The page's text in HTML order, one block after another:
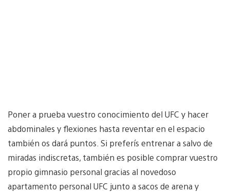
Poner a prueba vuestro conocimiento del UFC y hacer
abdominales y flexiones hasta reventar en el espacio
también os dará puntos. Si preferís entrenar a salvo de
miradas indiscretas, también es posible comprar vuestro
propio gimnasio personal gracias al novedoso
apartamento personal UFC junto a sacos de arena y